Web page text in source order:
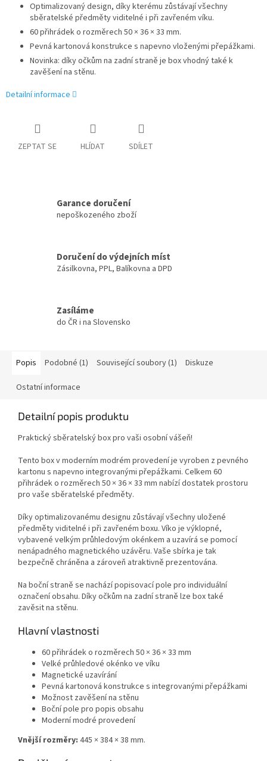
Optimalizovaný design, díky kterému zůstávají všechny
sběratelské předměty viditelné i při zavřeném víku.
60 přihrádek o rozměrech 50 × 36 × 33 mm.
Pevná kartonová konstrukce s napevno vloženými přepážkami.
Novinka: díky očkům na zadní straně je box vhodný také k
zavěšení na stěnu.
Detailní informace
ZEPTAT SE HLÍDAT SDÍLET
Garance doručení
nepoškozeného zboží
Doručení do výdejních míst
Zásilkovna, PPL, Balíkovna a DPD
Zasíláme
do ČR i na Slovensko
Popis Podobné (1) Související soubory (1) Diskuze
Ostatní informace
Detailní popis produktu
Praktický sběratelský box pro vaši osobní vášeň!
Tento box v moderním modrém provedení je vyroben z pevného
kartonu s napevno integrovanými přepážkami. Celkem 60
přihrádek o rozměrech 50 × 36 × 33 mm nabízí dostatek prostoru
pro vaše sběratelské předměty.
Díky optimalizovanému designu zůstávají všechny uložené
předměty viditelné i při zavřeném boxu. Víko je výklopné,
vybavené velkým průhledovým okénkem a uzavírá se pomocí
nenápadného magnetického uzávěru. Vaše sbírka je tak
bezpečně chráněna a zároveň atraktivně prezentována.
Na boční straně se nachází popisovací pole pro individuální
označení obsahu. Díky očkům na zadní straně lze box také
zavěsit na stěnu.
Hlavní vlastnosti
60 přihrádek o rozměrech 50 × 36 × 33 mm
Velké průhledové okénko ve víku
Magnetické uzavírání
Pevná kartonová konstrukce s integrovanými přepážkami
Možnost zavěšení na stěnu
Boční pole pro popis obsahu
Moderní modré provedení
Vnější rozměry: 445 × 384 × 38 mm.